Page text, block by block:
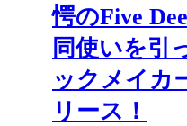
愕のFive
同使いを引
ックメイカ
リース！